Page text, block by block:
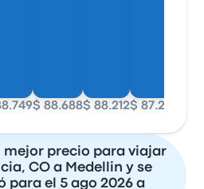
$ 88.688$ 88.212$ 87.276
mejor precio para viajar
CO a Medellin y se
para el 5 ago 2026 a